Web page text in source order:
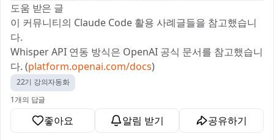
도움 받은 글
이 커뮤니티의 Claude Code 활용 사례글들을 참고했습니
다.
Whisper API 연동 방식은 OpenAI 공식 문서를 참고했습니
다. (platform.openai.com/docs)
22기 강의자동화
1개의 답글
좋아요 알림 받기 공유하기